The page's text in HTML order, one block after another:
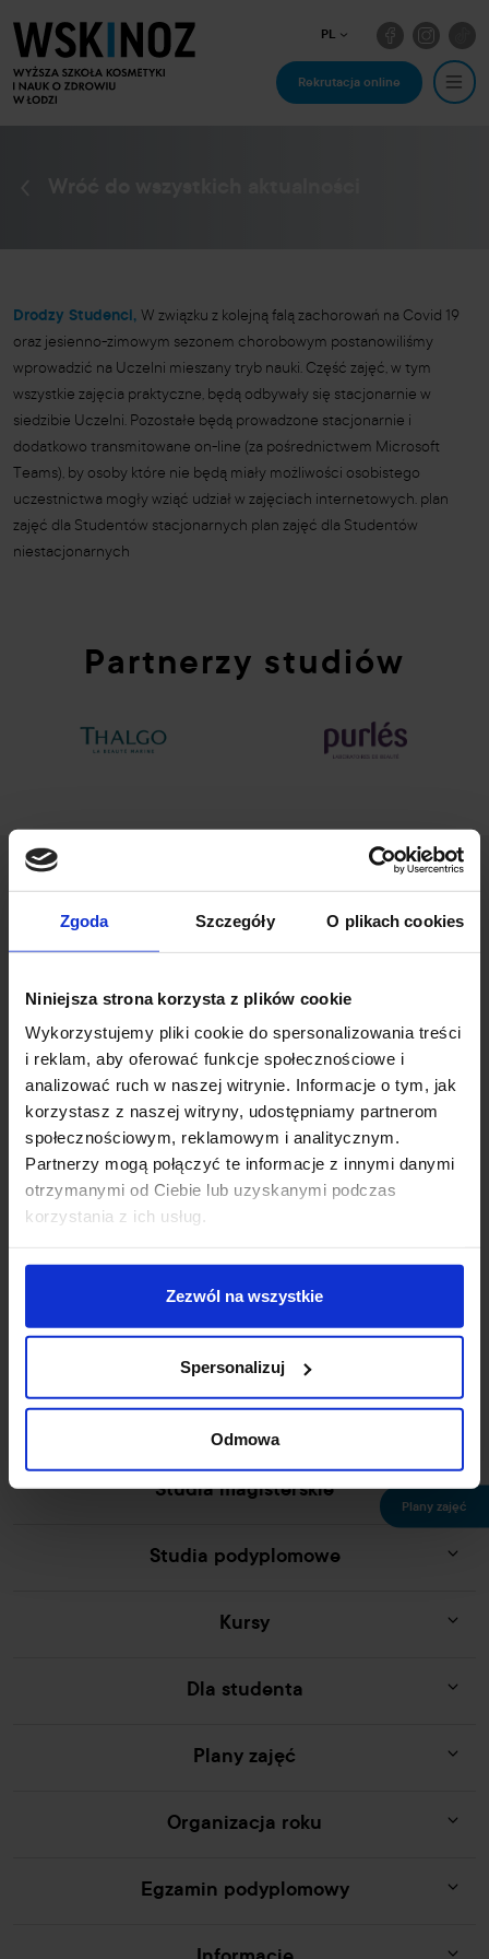
Zgoda Szczegóły O plikach cookies
Niniejsza strona korzysta z plików cookie
Wykorzystujemy pliki cookie do spersonalizowania treści
i reklam, aby oferować funkcje społecznościowe i
analizować ruch w naszej witrynie. Informacje o tym, jak
korzystasz z naszej witryny, udostępniamy partnerom
społecznościowym, reklamowym i analitycznym.
Partnerzy mogą połączyć te informacje z innymi danymi
otrzymanymi od Ciebie lub uzyskanymi podczas
korzystania z ich usług.
Zezwól na wszystkie
Spersonalizuj
Odmowa
PL
Rekrutacja online
Drodzy Studenci, W związku z kolejną falą zachorowań na Covid 19
oraz jesienno-zimowym sezonem chorobowym postanowiliśmy
wprowadzić na Uczelni mieszany tryb nauki. Część zajęć, w tym
wszystkie zajęcia praktyczne, będą odbywały się stacjonarnie w
siedzibie Uczelni. Pozostałe będą prowadzone stacjonarnie i
dodatkowo transmitowane on-line (za pośrednictwem Microsoft
Teams), by osoby które nie będą miały możliwości osobistego
uczestnictwa mogły wziąć udział w zajęciach internetowych. plan
zajęć dla Studentów stacjonarnych plan zajęć dla Studentów
niestacjonarnych
Partnerzy studiów
Plany zajęć
ul. Wileńska 53/55
94-016 Łódź
NIP: 7272736397
+48 42 687 00 44
uczelnia@wskinfo.pl
Rekrutacja online
Studia licencjackie
Studia magisterskie
Studia podyplomowe
Kursy
Dla studenta
Plany zajęć
Organizacja roku
Egzamin podyplomowy